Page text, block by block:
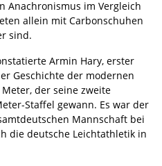
Anachronismus im Vergleich
allein mit Carbonschuhen
sind.
Armin Hary, erster
Geschichte der modernen
der seine zweite
Staffel gewann. Es war der
Mannschaft bei
die deutsche Leichtathletik in